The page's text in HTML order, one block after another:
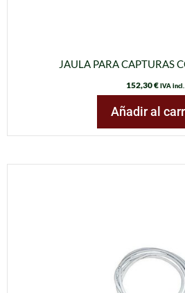
JAULA PARA CAPTURAS
152,30€IVA incl.
Añadir al